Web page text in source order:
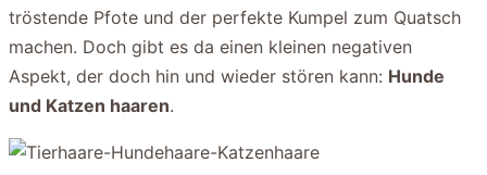
tröstende Pfote und der perfekte Kumpel zum Quatsch
machen. Doch gibt es da einen kleinen negativen
Aspekt, der doch hin und wieder stören kann: Hunde
und Katzen haaren.